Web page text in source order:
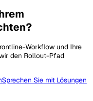
Workflow und Ihre
den Rollout-Pfad
Sprechen Sie mit Lösungen